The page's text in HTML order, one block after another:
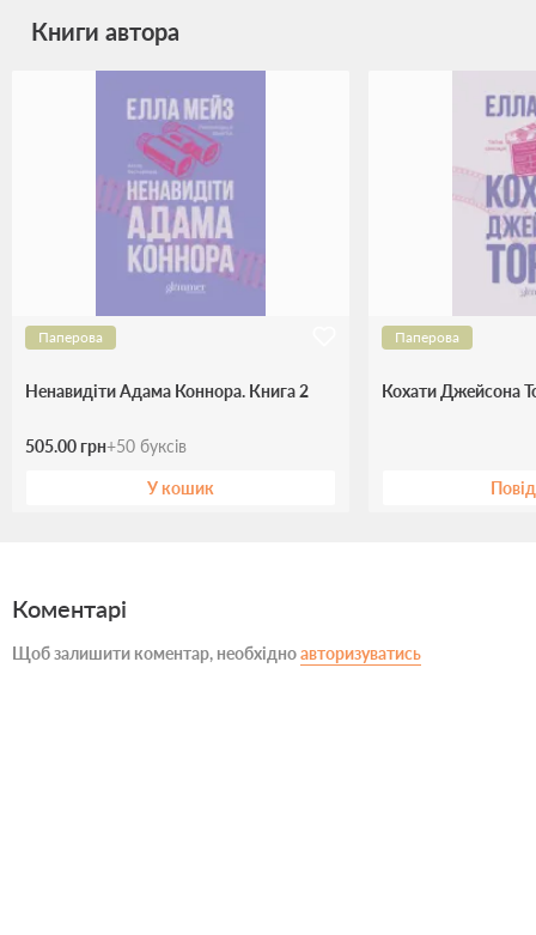
Книги автора
Паперова
Ненавидіти Адама Коннора. Книга 2
505.00 грн+50 буксів
У кошик
Паперова
Кохати Джейсона
Коментарі
Щоб залишити коментар, необхідноавторизуватись